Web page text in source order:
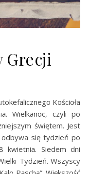
Grecji
Wielkanoc, czyli po
świętem. Jest
się tydzień po
kwietnia. Siedem dni
Tydzień. Wszyscy